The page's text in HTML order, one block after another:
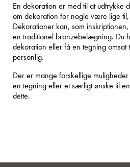
En dekoration er med til at
om dekoration for nogle være lige
Dekorationer kan, som
en traditionel bronzebelægning. Du
dekoration eller få en tegning
personlig.
Der er mange forskellige
en tegning eller et særligt ønske til
dette.